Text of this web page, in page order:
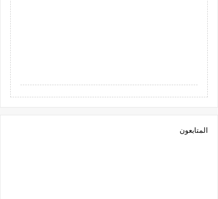
المتابعون